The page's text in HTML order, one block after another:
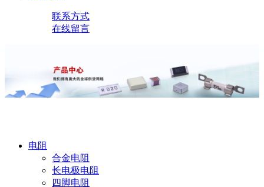
联系方式
在线留言
电阻
合金电阻
长电极电阻
四脚电阻